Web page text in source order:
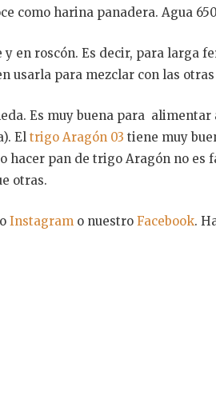
como harina panadera. Agua
y en roscón. Es decir, para
usarla para mezclar con las
Es muy buena para
El trigo Aragón 03 tiene muy
hacer pan de trigo Aragón no
otras.
Instagram o nuestro Facebook.